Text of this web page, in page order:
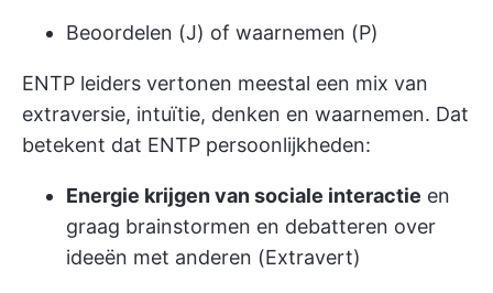
Beoordelen (J) of waarnemen (P)
ENTP leiders vertonen meestal een mix van
extraversie, intuïtie, denken en waarnemen. Dat
betekent dat ENTP persoonlijkheden:
Energie krijgen van sociale interactie en
graag brainstormen en debatteren over
ideeën met anderen (Extravert)